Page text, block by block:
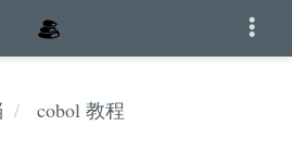
cobol 教程